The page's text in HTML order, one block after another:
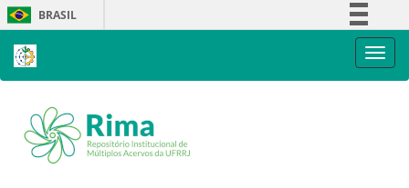
Skip
navigation
BRASIL